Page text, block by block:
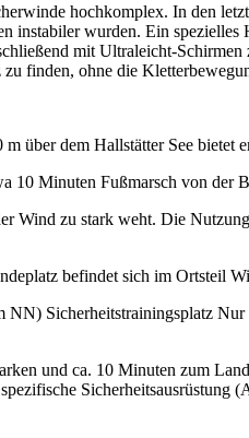
hochkomplex. In den
instabiler wurden. Ein
mit Ultraleicht-Schirmen
finden, ohne die
über dem Hallstätter See bietet
10 Minuten Fußmarsch von der
Wind zu stark weht. Die
befindet sich im Ortsteil
Sicherheitstrainingsplatz
und ca. 10 Minuten zum
Sicherheitsausrüstung